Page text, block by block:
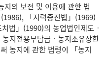
의 보전 및 이용에 관한 법
「지력증진법」(1969)
법」(1990)의 농업법인제도ㆍ
지전용부담금ㆍ농지소유상한
농지에 관한 법령이 「농지